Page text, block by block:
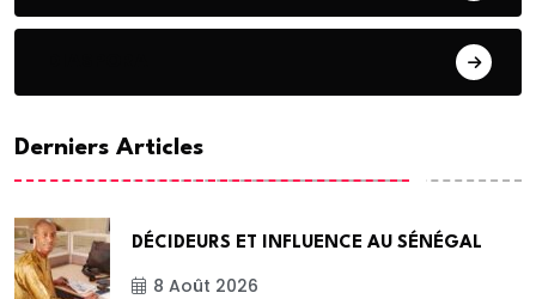
Derniers Articles
DÉCIDEURS ET INFLUENCE AU SÉNÉGAL
8 Août 2026